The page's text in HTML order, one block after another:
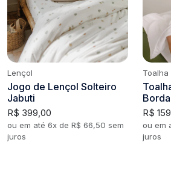
Lençol
Jogo de Lençol Solteiro
Jabuti
R$ 399,00
ou em até 6x de R$ 66,50 sem
juros
Toalha
R$
ou em
juros